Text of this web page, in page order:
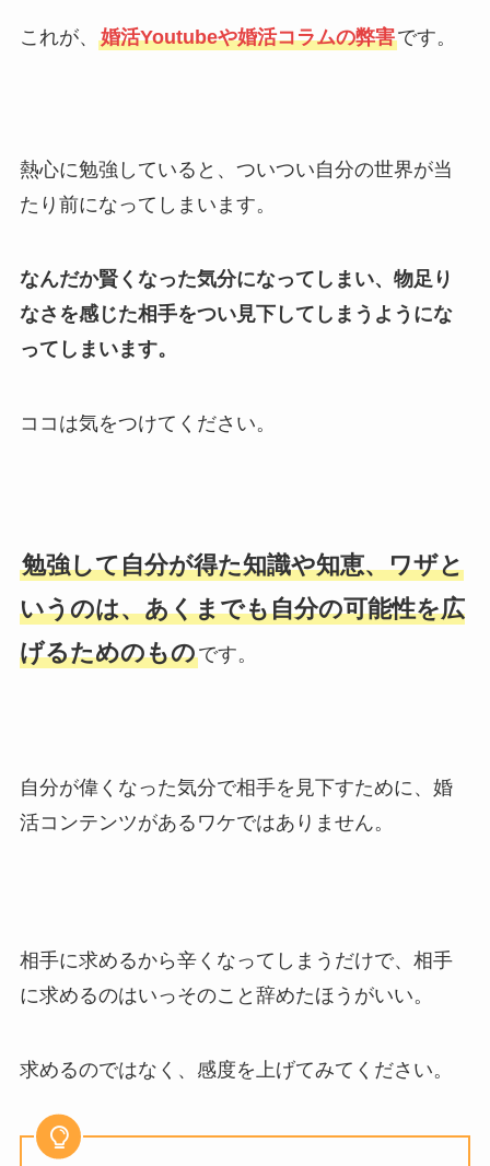
これが、 婚活Youtubeや婚活コラムの弊害です。
熱心に勉強していると、ついつい自分の世界が当
たり前になってしまいます。
なんだか賢くなった気分になってしまい、物足り
なさを感じた相手をつい見下してしまうようにな
ってしまいます。
ココは気をつけてください。
勉強して自分が得た知識や知恵、ワザと
いうのは、あくまでも自分の可能性を広
げるためのものです。
自分が偉くなった気分で相手を見下すために、婚
活コンテンツがあるワケではありません。
相手に求めるから辛くなってしまうだけで、相手
に求めるのはいっそのこと辞めたほうがいい。
求めるのではなく、感度を上げてみてください。